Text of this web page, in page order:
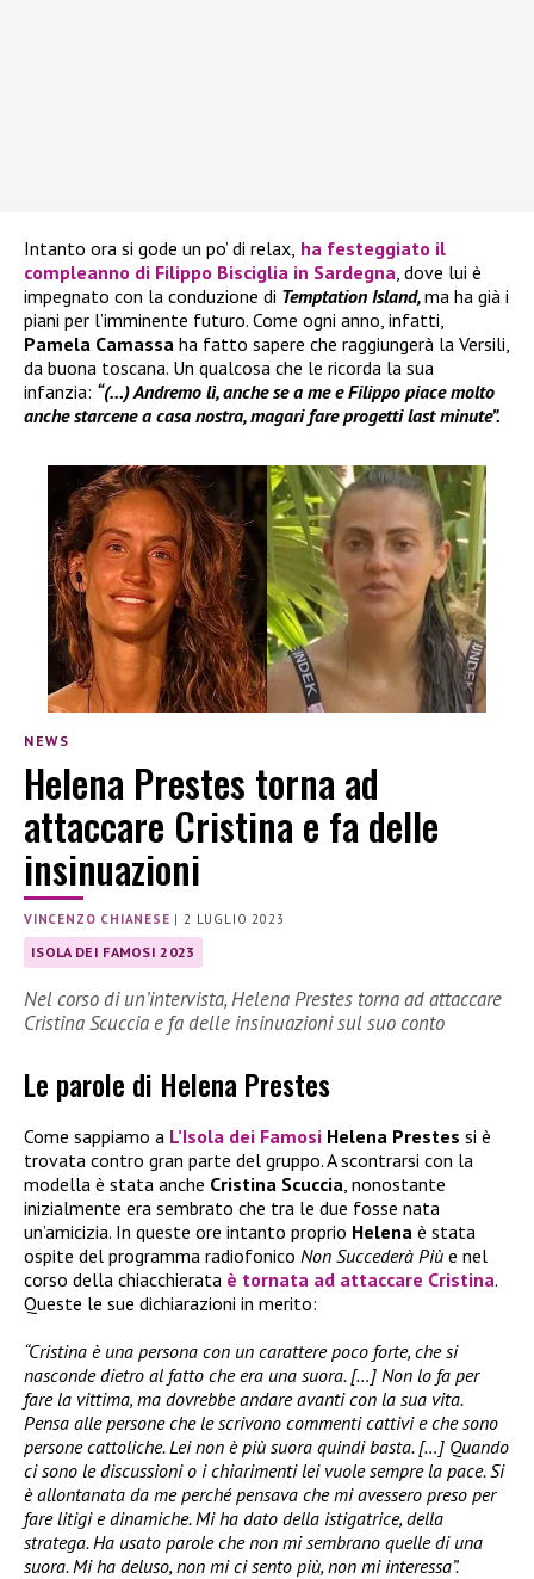
Intanto ora si gode un po’ di relax, ha festeggiato il
compleanno di Filippo Bisciglia in Sardegna, dove lui è
impegnato con la conduzione di Temptation Island,ma ha già i
piani per l’imminente futuro. Come ogni anno, infatti,
Pamela Camassa ha fatto sapere che raggiungerà la Versili,
da buona toscana. Un qualcosa che le ricorda la sua
infanzia: “(…) Andremo lì, anche se a me e Filippo piace molto
anche starcene a casa nostra, magari fare progetti last minute”.
NEWS
Helena Prestes torna ad
attaccare Cristina e fa delle
insinuazioni
VINCENZO CHIANESE | 2 LUGLIO 2023
ISOLA DEI FAMOSI 2023
Nel corso di un’intervista, Helena Prestes torna ad attaccare
Cristina Scuccia e fa delle insinuazioni sul suo conto
Le parole di Helena Prestes
Come sappiamo a L’Isola dei Famosi Helena Prestes si è
trovata contro gran parte del gruppo. A scontrarsi con la
modella è stata anche Cristina Scuccia , nonostante
inizialmente era sembrato che tra le due fosse nata
un’amicizia. In queste ore intanto proprio Helena è stata
ospite del programma radiofonico Non Succederà Più e nel
corso della chiacchierata è tornata ad attaccare Cristina.
Queste le sue dichiarazioni in merito:
“Cristina è una persona con un carattere poco forte, che si
nasconde dietro al fatto che era una suora. […] Non lo fa per
fare la vittima, ma dovrebbe andare avanti con la sua vita.
Pensa alle persone che le scrivono commenti cattivi e che sono
persone cattoliche. Lei non è più suora quindi basta. […] Quando
ci sono le discussioni o i chiarimenti lei vuole sempre la pace. Si
è allontanata da me perché pensava che mi avessero preso per
fare litigi e dinamiche. Mi ha dato della istigatrice, della
stratega. Ha usato parole che non mi sembrano quelle di una
suora. Mi ha deluso, non mi ci sento più, non mi interessa”.